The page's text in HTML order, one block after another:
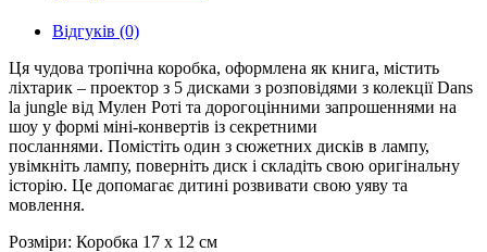
Відгуків (0)
Ця чудова тропічна коробка, оформлена як книга, містить
ліхтарик – проектор з 5 дисками з розповідями з колекції Dans
la jungle від Мулен Роті та дорогоцінними запрошеннями на
шоу у формі міні-конвертів із секретними
посланнями. Помістіть один з сюжетних дисків в лампу,
увімкніть лампу, поверніть диск і складіть свою оригінальну
історію. Це допомагає дитині розвивати свою уяву та
мовлення.
Розміри: Коробка 17 х 12 см